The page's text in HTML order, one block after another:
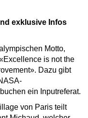
exklusive Infos
Motto,
is not the
Dazu gibt
ein Inputreferat.
von Paris teilt